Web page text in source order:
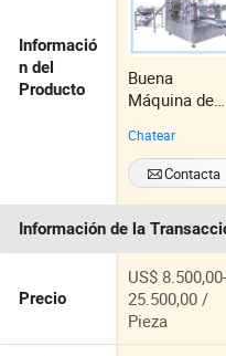
Informació
n del
Producto
Buena
Máquina de
Automática de
Pequeñas
Bolsas de
Sopa para
Especias,
Harina de
Trigo,
Especias de
Chile, Café y
Té en Polvo,
Chatear
Contacta
Ahora
Información de la
Precio
US$ 8.500,00-
25.500,00 /
Pieza